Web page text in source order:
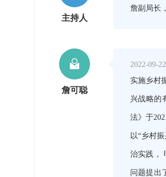
主持人
詹副局长

詹可聪
2022-09-
实施乡村
兴战略的
法》于
以“乡村
治实践，
问题提出